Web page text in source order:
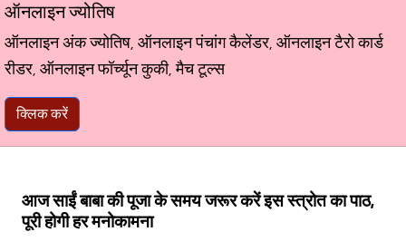
ऑनलाइन ज्योतिष
ऑनलाइन अंक ज्योतिष, ऑनलाइन पंचांग कैलेंडर, ऑनलाइन टैरो कार्ड
रीडर, ऑनलाइन फॉर्च्यून कुकी, मैच टूल्स
क्लिक करें
आज साईं बाबा की पूजा के समय जरूर करें इस स्त्रोत का पाठ,
पूरी होगी हर मनोकामना